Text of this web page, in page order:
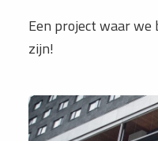
Een project waar
zijn!